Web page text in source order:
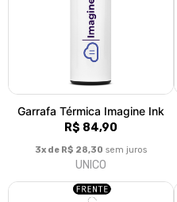
T-Shirt I Love My Pet (Spitz)
01
A partir de R$ 79,90
P, M, G, GG, XGG